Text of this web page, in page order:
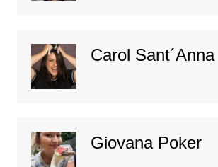
Carol Sant´Anna
Giovana Poker